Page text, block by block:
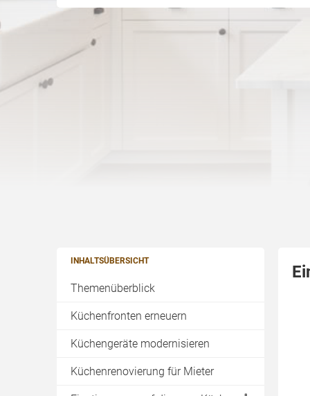
INHALTSÜBERSICHT
Themenüberblick
Küchenfronten erneuern
Küchengeräte modernisieren
Küchenrenovierung für Mieter